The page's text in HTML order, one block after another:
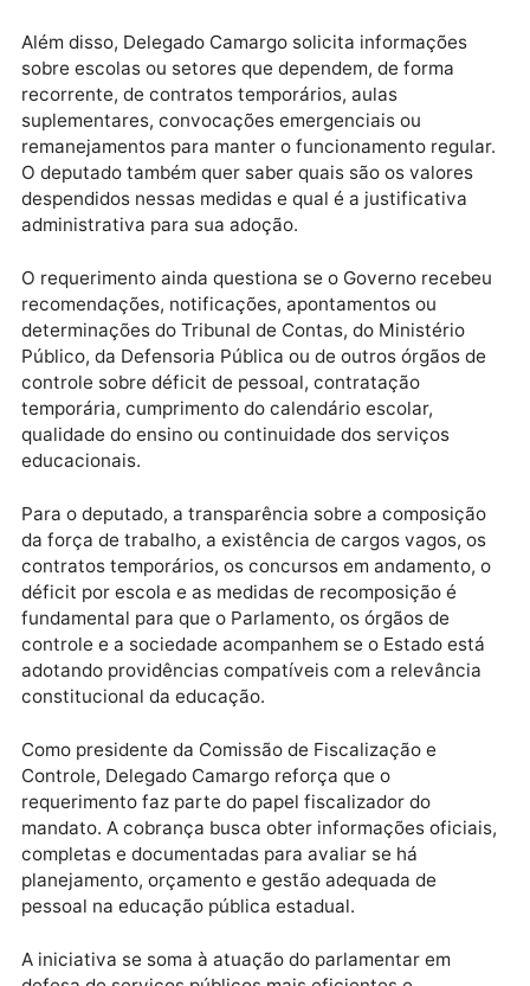
Outro ponto cobrado pelo deputado é a existência
protocolo interno para monitorar periodicamente a
suficiência de pessoal nas escolas estaduais.
quer saber quais indicadores são utilizados, quem
acompanha esses dados e quais medidas são
quando o déficit de servidores é identificado.
A cobrança também aborda o impacto da falta de
profissionais na qualidade do ensino. O parlamentar
questiona se há levantamento sobre prejuízos à
continuidade pedagógica, cumprimento da carga
horária, reposição de aulas, acompanhamento dos
estudantes, atendimento especializado, evasão
escolar, desempenho escolar e funcionamento
Além disso, Delegado Camargo solicita informações
sobre escolas ou setores que dependem, de forma
recorrente, de contratos temporários, aulas
suplementares, convocações emergenciais ou
remanejamentos para manter o funcionamento
O deputado também quer saber quais são os valores
despendidos nessas medidas e qual é a justificativa
administrativa para sua adoção.
O requerimento ainda questiona se o Governo
recomendações, notificações, apontamentos ou
determinações do Tribunal de Contas, do Ministério
Público, da Defensoria Pública ou de outros órgãos
controle sobre déficit de pessoal, contratação
qualidade do ensino ou continuidade dos serviços